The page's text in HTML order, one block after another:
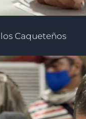
Caqueteños